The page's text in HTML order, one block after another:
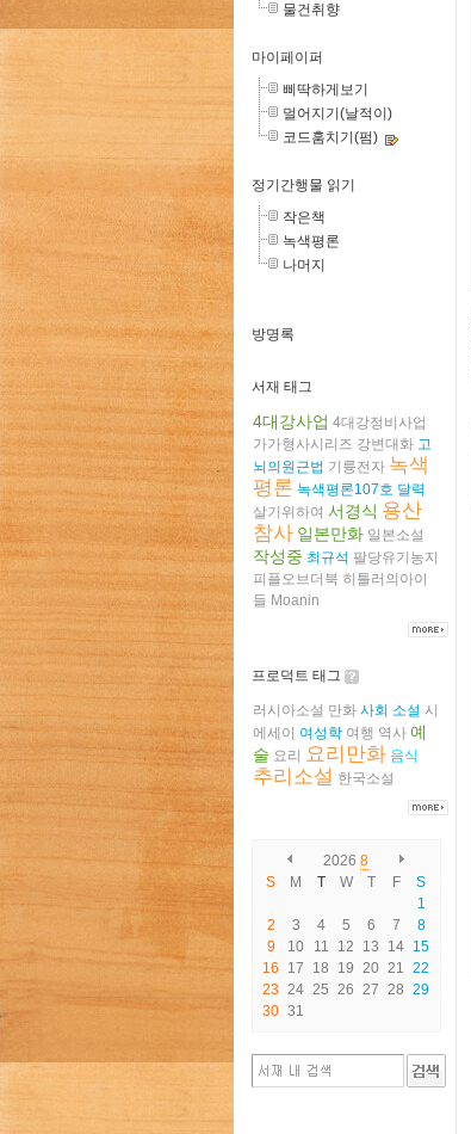
물건취향
마이페이퍼
삐딱하게보기
멀어지기(날적이)
코드훔치기(펌)
정기간행물 읽기
작은책
녹색평론
나머지
방명록
서재 태그
4대강사업 4대강정비사업
가가형사시리즈 강변대화 고
뇌의원근법 기륭전자 녹색
평론 녹색평론107호 달력
살기위하여 서경식 용산
참사 일본만화 일본소설
작성중 최규석 팔당유기농지
피플오브더북 히틀러의아이
들 Moanin
프로덕트 태그
러시아소설 만화 사회 소설 시
에세이
여성학 여행 역사 예
술 요리 요리만화 음식
추리소설 한국소설
2026 8
S
M T W T F
S
1
2
3 4 5 6 7
8
9
10 11 12 13 14 15
16
17 18 19 20 21 22
23 24 25 26 27 28 29
30 31